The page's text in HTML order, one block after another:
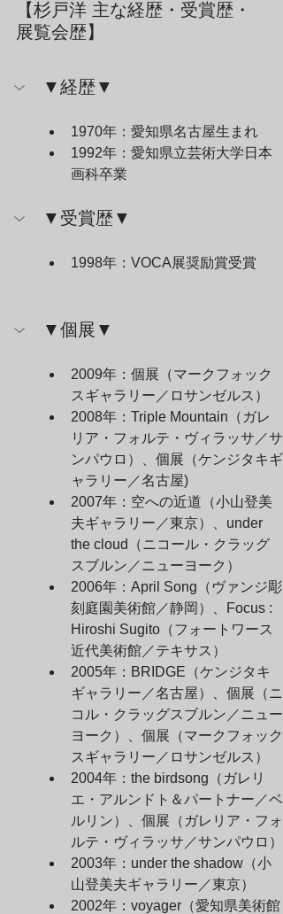
【杉戸洋 主な経歴・受賞歴・
展覧会歴】
▼経歴▼
1970年：愛知県名古屋生まれ
1992年：愛知県立芸術大学日本
画科卒業
▼受賞歴▼
1998年：VOCA展奨励賞受賞
▼個展▼
2009年：個展（マークフォック
スギャラリー／ロサンゼルス）
2008年：Triple Mountain（ガレ
リア・フォルテ・ヴィラッサ／サ
ンパウロ）、個展（ケンジタキギ
ャラリー／名古屋)
2007年：空への近道（小山登美
夫ギャラリー／東京）、under
the cloud（ニコール・クラッグ
スブルン／ニューヨーク）
2006年：April Song（ヴァンジ彫
刻庭園美術館／静岡）、Focus :
Hiroshi Sugito（フォートワース
近代美術館／テキサス）
2005年：BRIDGE（ケンジタキ
ギャラリー／名古屋）、個展（ニ
コル・クラッグスブルン／ニュー
ヨーク）、個展（マークフォック
スギャラリー／ロサンゼルス）
2004年：the birdsong（ガレリ
エ・アルンドト＆パートナー／ベ
ルリン）、個展（ガレリア・フォ
ルテ・ヴィラッサ／サンパウロ）
2003年：under the shadow（小
山登美夫ギャラリー／東京）
2002年：voyager（愛知県美術館